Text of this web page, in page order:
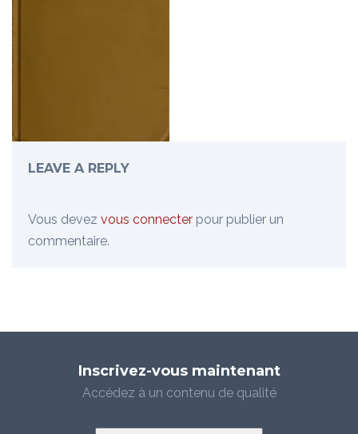
LEAVE A REPLY
Vous devez vous connecter pour publier un
commentaire.
Inscrivez-vous maintenant
Accédez à un contenu de qualité